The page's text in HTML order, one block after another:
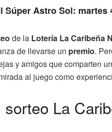
Astro Sol: martes
de la Lotería La Caribeña
de llevarse un premio.
y amigos que comparten
al juego como
La